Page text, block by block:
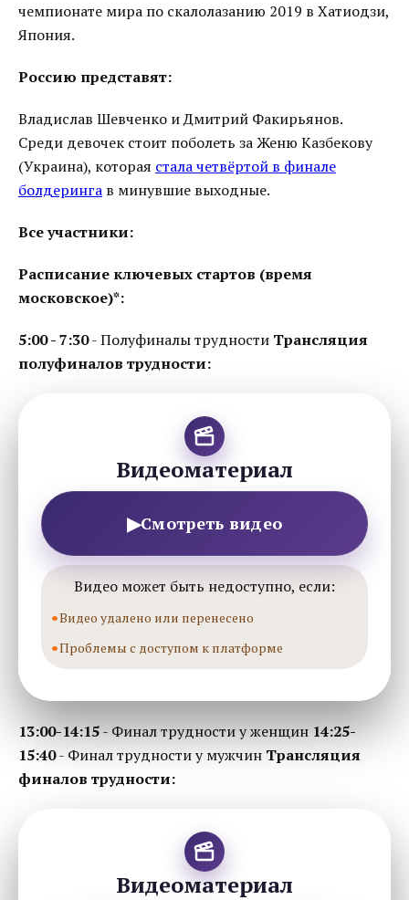
чемпионате мира по скалолазанию 2019 в Хатиодзи,
Япония.
Россию представят:
Владислав Шевченко и Дмитрий Факирьянов.
Среди девочек стоит поболеть за Женю Казбекову
(Украина), которая стала четвёртой в финале
болдеринга в минувшие выходные.
Все участники:
Расписание ключевых стартов (время
московское)*:
5:00 - 7:30- Полуфиналы трудности Трансляция
полуфиналов трудности:
Видеоматериал
▶Смотреть видео
Видео может быть недоступно, если:
Видео удалено или перенесено
Проблемы с доступом к платформе
13:00-14:15- Финал трудности у женщин 14:25-
15:40- Финал трудности у мужчин Трансляция
финалов трудности:
Видеоматериал